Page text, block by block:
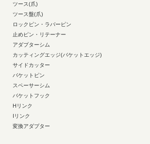
ツース(爪)
ツース盤(爪)
ロックピン・ラバーピン
止めピン・リテーナー
アダプターシム
カッティングエッジ(バケットエッジ)
サイドカッター
バケットピン
スペーサーシム
バケットフック
Hリンク
Iリンク
変換アダプター